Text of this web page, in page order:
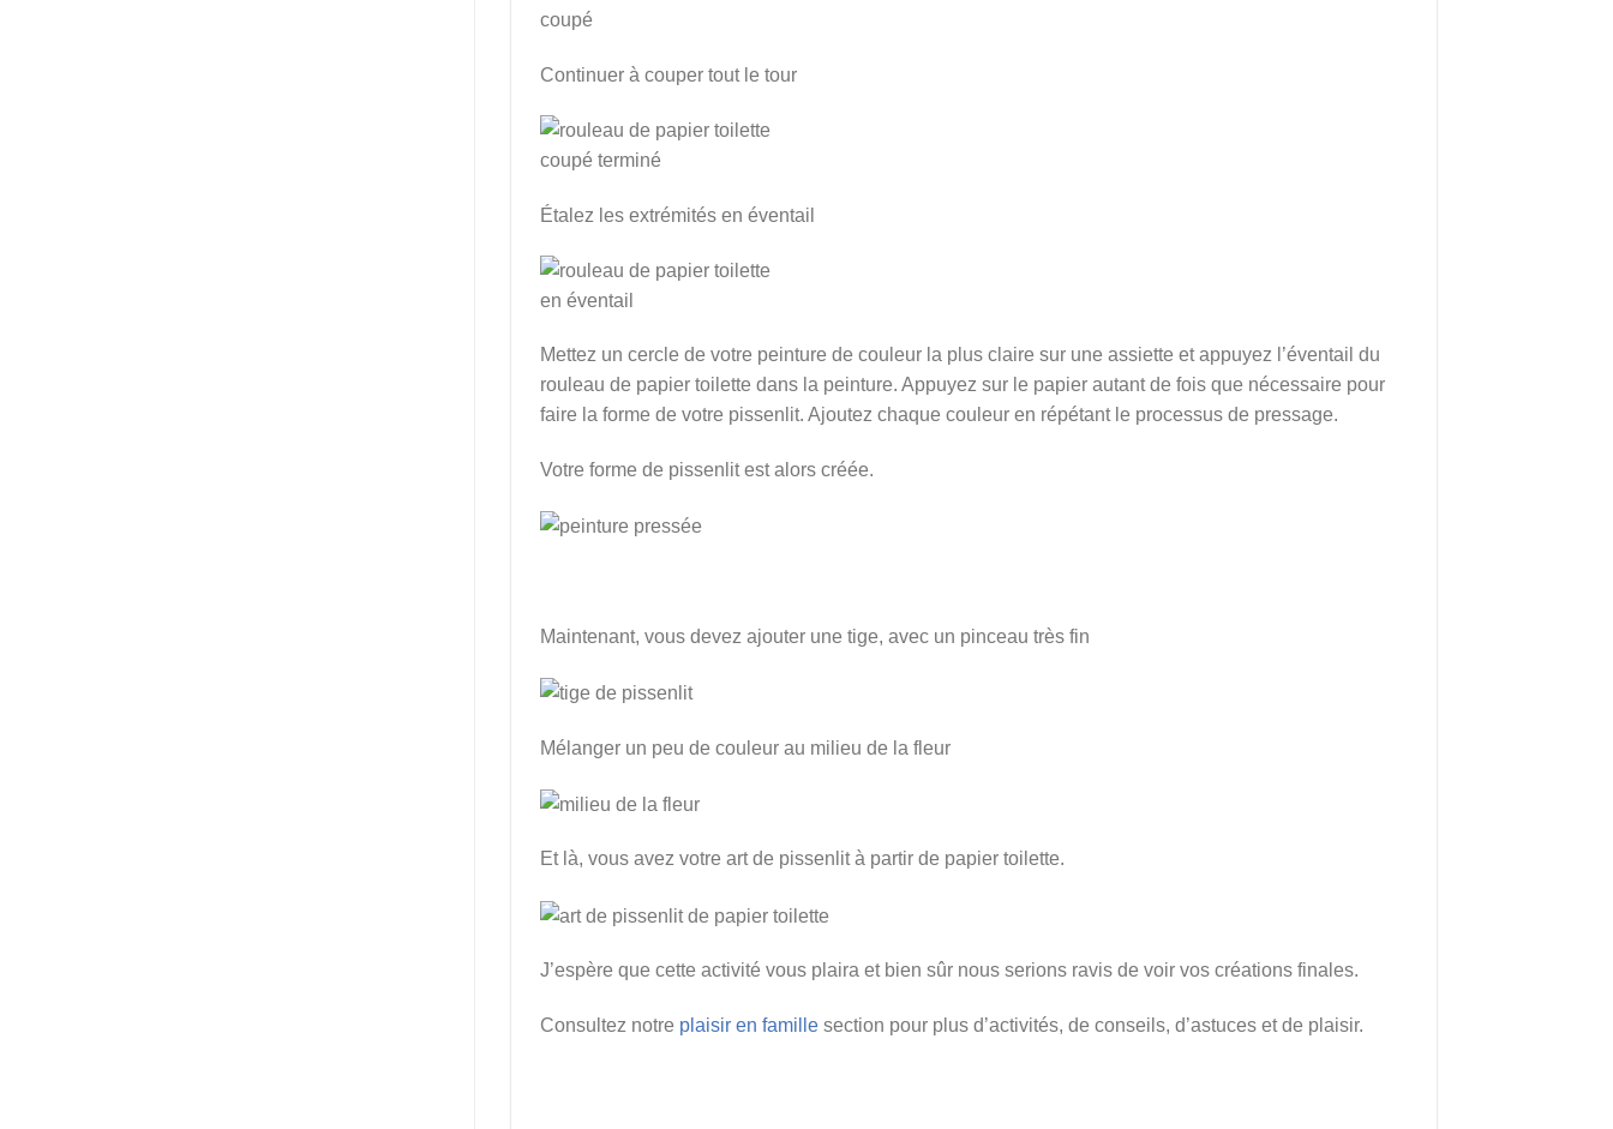
Continuer à couper tout le tour
Étalez les extrémités en éventail
Mettez un cercle de votre peinture de couleur la plus claire sur une assiette et appuyez l’éventail du
rouleau de papier toilette dans la peinture. Appuyez sur le papier autant de fois que nécessaire pour
faire la forme de votre pissenlit. Ajoutez chaque couleur en répétant le processus de pressage.
Votre forme de pissenlit est alors créée.
Maintenant, vous devez ajouter une tige, avec un pinceau très fin
Mélanger un peu de couleur au milieu de la fleur
Et là, vous avez votre art de pissenlit à partir de papier toilette.
J’espère que cette activité vous plaira et bien sûr nous serions ravis de voir vos créations finales.
Consultez notre plaisir en famillesection pour plus d’activités, de conseils, d’astuces et de plaisir.